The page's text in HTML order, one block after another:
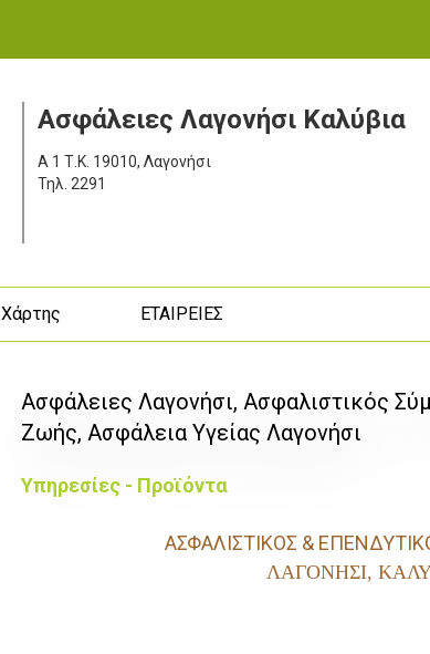
Ασφάλειες Λαγονήσι Καλύβια
Α 1 Τ.Κ. 19010, Λαγονήσι
Τηλ. 2291
Χάρτης ΕΤΑΙΡΕΙΕΣ
Ασφάλειες Λαγονήσι, Ασφαλιστικός
Ζωής, Ασφάλεια Υγείας Λαγονήσι
Υπηρεσίες - Προϊόντα
ΑΣΦΑΛΙΣΤΙΚΟΣ &
ΛΑΓΟΝΗΣΙ,